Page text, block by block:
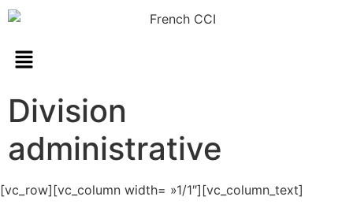
Division
administrative
[vc_row][vc_column width= »1/1″][vc_column_text]